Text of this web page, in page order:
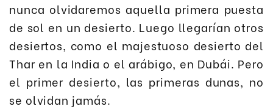
nunca olvidaremos aquella primera puesta
de sol en un desierto. Luego llegarían otros
desiertos, como el majestuoso desierto del
Thar en la India o el arábigo, en Dubái. Pero
el primer desierto, las primeras dunas, no
se olvidan jamás.